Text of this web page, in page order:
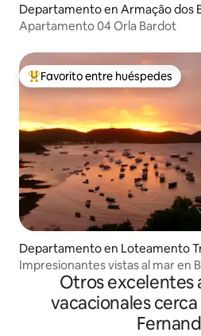
Departamento en Armação dos
Apartamento 04 Orla Bardot
De los mejores en Favorito entre
Favorito entre huéspedes
Departamento en Loteamento
uzios
Impresionantes vistas al mar en
Otros excelentes
vacacionales